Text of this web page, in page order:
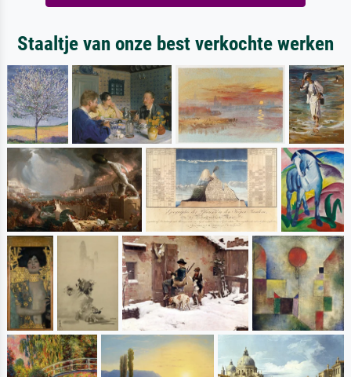
Staaltje van onze best verkochte werken